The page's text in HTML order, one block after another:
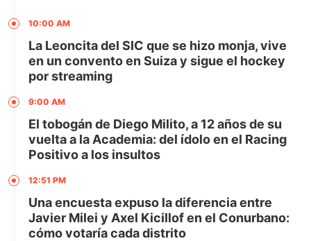
10:00 AM
La Leoncita del SIC que se hizo monja, vive
en un convento en Suiza y sigue el hockey
por streaming
9:00 AM
El tobogán de Diego Milito, a 12 años de su
vuelta a la Academia: del ídolo en el Racing
Positivo a los insultos
12:51 PM
Una encuesta expuso la diferencia entre
Javier Milei y Axel Kicillof en el Conurbano:
cómo votaría cada distrito